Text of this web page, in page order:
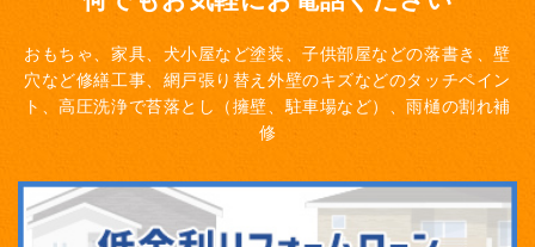
おもちゃ、家具、犬小屋など塗装、子供部屋などの落書き、壁
穴など修繕工事、網戸張り替え 外壁のキズなどのタッチペイン
ト、高圧洗浄で苔落とし（擁壁、駐車場など）、雨樋の割れ補
修